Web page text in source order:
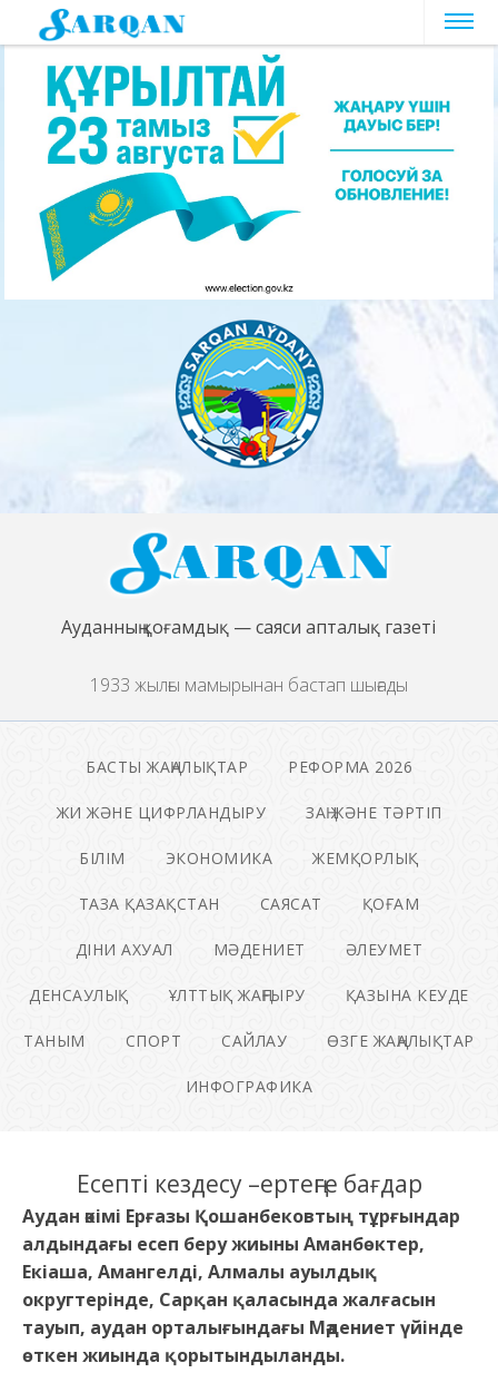
Ауданның қоғамдық — саяси апталық газеті
1933 жылғы мамырынан бастап шығады
БАСТЫ ЖАҢАЛЫҚТАР РЕФОРМА 2026
ЖИ ЖӘНЕ ЦИФРЛАНДЫРУ ЗАҢ ЖӘНЕ ТӘРТІП
БІЛІМ ЭКОНОМИКА ЖЕМҚОРЛЫҚ
ТАЗА ҚАЗАҚСТАН САЯСАТ ҚОҒАМ
ДІНИ АХУАЛ МӘДЕНИЕТ ӘЛЕУМЕТ
ДЕНСАУЛЫҚ ҰЛТТЫҚ ЖАҢҒЫРУ ҚАЗЫНА КЕУДЕ
ТАНЫМ СПОРТ САЙЛАУ ӨЗГЕ ЖАҢАЛЫҚТАР
ИНФОГРАФИКА
Есепті кездесу –ертеңге бағдар
Аудан әкімі Ерғазы Қошанбековтың тұрғындар
алдындағы есеп беру жиыны Аманбөктер,
Екіаша, Амангелді, Алмалы ауылдық
округтерінде, Сарқан қаласында жалғасын
тауып, аудан орталығындағы Мәдениет үйінде
өткен жиында қорытындыланды.